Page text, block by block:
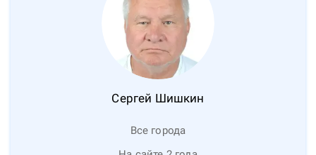
Сергей Шишкин
Все города